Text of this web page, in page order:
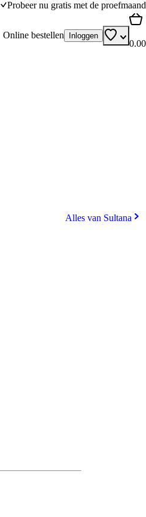
Probeer nu gratis met de proefmaand
Online bestellen Inloggen
0.00
Alles van Sultana